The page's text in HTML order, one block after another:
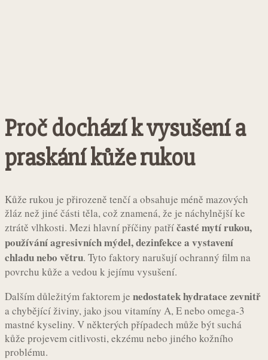
Proč dochází k vysušení a
praskání kůže rukou
Kůže rukou je přirozeně tenčí a obsahuje méně mazových
žláz než jiné části těla, což znamená, že je náchylnější ke
ztrátě vlhkosti. Mezi hlavní příčiny patříčasté mytí rukou,
používání agresivních mýdel, dezinfekce a vystavení
chladu nebo větru. Tyto faktory narušují ochranný film na
povrchu kůže a vedou k jejímu vysušení.
Dalším důležitým faktorem je nedostatek hydratace zevnitř
a chybějící živiny, jako jsou vitamíny A, E nebo omega-3
mastné kyseliny. V některých případech může být suchá
kůže projevem citlivosti, ekzému nebo jiného kožního
problému.